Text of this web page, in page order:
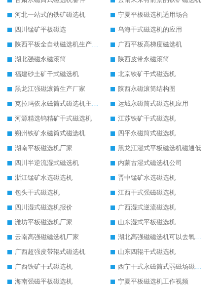
河北一站式的铁矿磁选机
宁夏平板磁选机适用场合
四川锰矿平板磁选
乌海干式磁选机的应用
陕西平板全自动磁选机生产厂家
广西平板高梯度磁选机
湖北强磁永磁滚筒
陕西皮带永磁滚筒
福建砂土矿干式磁选机
北京铁矿干式磁选机
黑龙江强磁滚筒生产厂家
陕西永磁滚筒结构图
克拉玛依永磁筒式磁选机主要技术参数
运城永磁筒式磁选机应用
河源精选钨精矿干式磁选机
江苏铁矿干式磁选机
朔州铁矿永磁筒式磁选机
四平永磁筒式磁选机
湖南平板磁选机厂家
黑龙江湿式平板磁选机磁通低
四川半逆流湿式磁选机
内蒙古湿式磁选机公司
浙江锰矿水选磁选机
晋中锰矿水选磁选机
包头干式磁选机
江西干式强磁磁选机
四川湿式磁选机报价
广西湿式逆流磁选机
潍坊平板磁选机厂家
山东湿式平板磁选机
云南高强磁磁选机厂家
湖北高强磁磁选机可以去氧化铝
广西超强皮带辊式磁选机
山东四辊干式磁选机
广西铁矿干式磁选机
西宁干式永磁筒式弱磁场磁选机结构图
海南强磁平板磁选机
宁夏平板磁选机工作视频